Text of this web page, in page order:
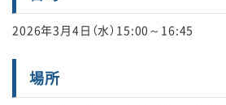
2026年3月4日（水）15:00～16:45
場所